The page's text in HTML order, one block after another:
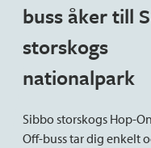
buss åker till
storskogs
nationalpark
Sibbo storskogs Hop-
Off-buss tar dig enkelt